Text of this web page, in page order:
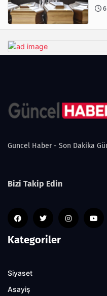
Guncel Haber - Son Dakika
Bizi Takip Edin
Kategoriler
Siyaset
Asayiş